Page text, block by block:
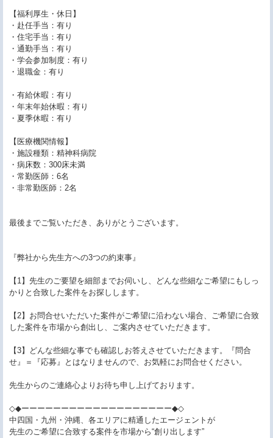
【福利厚生・休日】
・赴任手当：有り
・住宅手当：有り
・通勤手当：有り
・学会参加制度：有り
・退職金：有り
・有給休暇：有り
・年末年始休暇：有り
・夏季休暇：有り
【医療機関情報】
・施設種類：精神科病院
・病床数：300床未満
・常勤医師：6名
・非常勤医師：2名
最後までご覧いただき、ありがとうございます。
『弊社から先生方への3つの約束事』
【1】先生のご要望を細部までお伺いし、どんな些細なご希望にもしっ
かりと合致した案件をお探しします。
【2】お問合せいただいた案件がご希望に沿わない場合、ご希望に合致
した案件を市場から創出し、ご案内させていただきます。
【3】どんな些細な事でも確認しお答えさせていただきます。『問合
せ』＝『応募』とはなりませんので、お気軽にお問合せください。
先生からのご連絡心よりお待ち申し上げております。
◇◆ーーーーーーーーーーーーーーーーーーー◆◇
中四国・九州・沖縄、各エリアに精通したエージェントが
先生のご希望に合致する案件を市場から“創り出します”